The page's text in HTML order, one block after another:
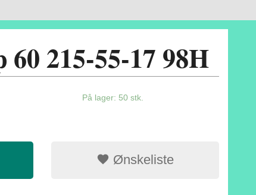
215-55-17 98H
På lager: 50 stk.
Ønskeliste